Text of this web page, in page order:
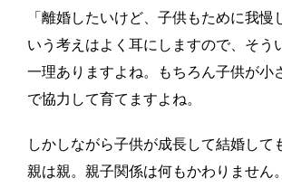
「離婚したいけど、子供もために我慢
いう考えはよく耳にしますので、そう
一理ありますよね。もちろん子供が小
で協力して育てますよね。
しかしながら子供が成長して結婚して
親は親。親子関係は何もかわりません。